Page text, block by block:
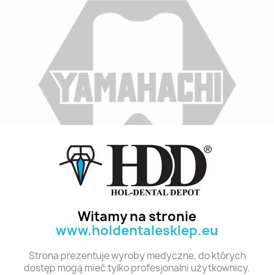
Witamy na stronie
www.holdentalesklep.eu
Strona prezentuje wyroby medyczne, do których
dostęp mogą mieć tylko profesjonalni użytkownicy.
A3 L11 6
Polecane produkty z tej kategorii